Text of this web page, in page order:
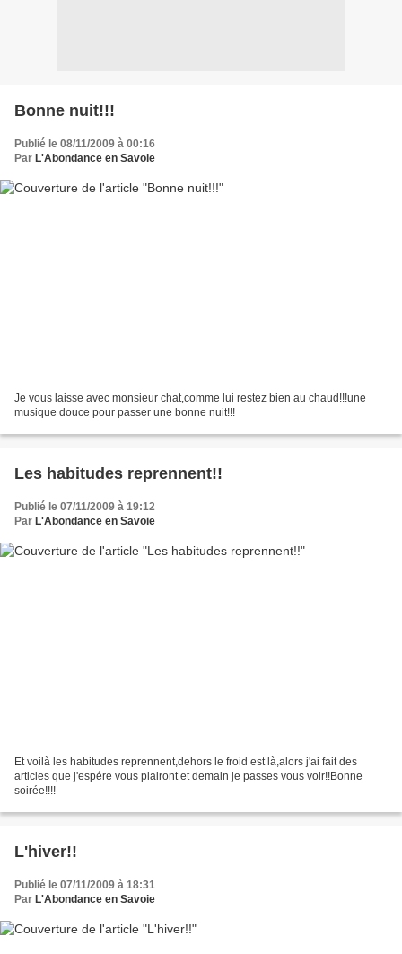
Bonne nuit!!!
Publié le 08/11/2009 à 00:16
Par L'Abondance en Savoie
Je vous laisse avec monsieur chat,comme lui restez bien au chaud!!!une
musique douce pour passer une bonne nuit!!!
Les habitudes reprennent!!
Publié le 07/11/2009 à 19:12
Par L'Abondance en Savoie
Et voilà les habitudes reprennent,dehors le froid est là,alors j'ai fait des
articles que j'espére vous plairont et demain je passes vous voir!!Bonne
soirée!!!!
L'hiver!!
Publié le 07/11/2009 à 18:31
Par L'Abondance en Savoie